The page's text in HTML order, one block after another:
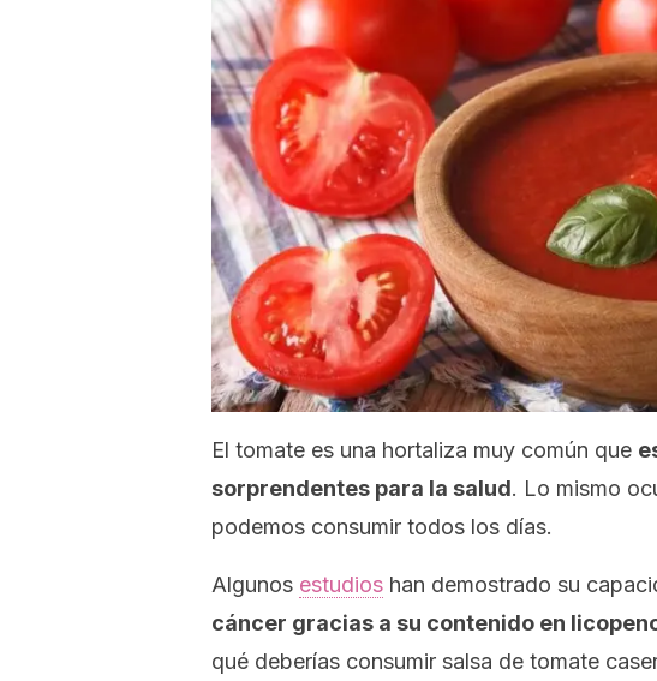
El tomate es una hortaliza muy común que
sorprendentes para la salud. Lo mismo
podemos consumir todos los días.
Algunos estudios han demostrado su
cáncer gracias a su contenido en
qué deberías consumir salsa de tomate